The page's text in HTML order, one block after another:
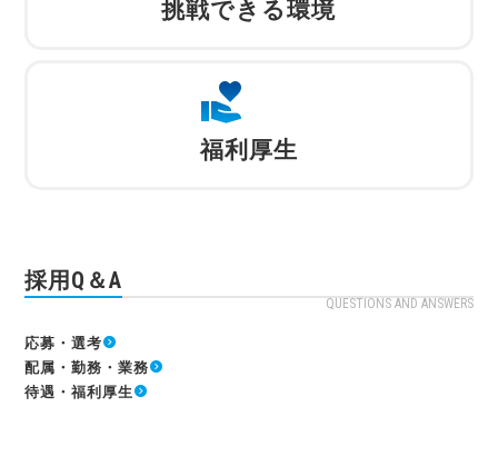
挑戦できる環境
volunteer_activism
福利厚生
採用Q＆A
QUESTIONS AND ANSWERS
応募・選考
配属・勤務・業務
待遇・福利厚生